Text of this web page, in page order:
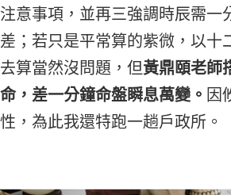
注意事項，並再三強調時辰需一
差；若只是平常算的紫微，以十
去算當然沒問題，但黃鼎頤老師
命，差一分鐘命盤瞬息萬變。 因
性，為此我還特跑一趟戶政所。